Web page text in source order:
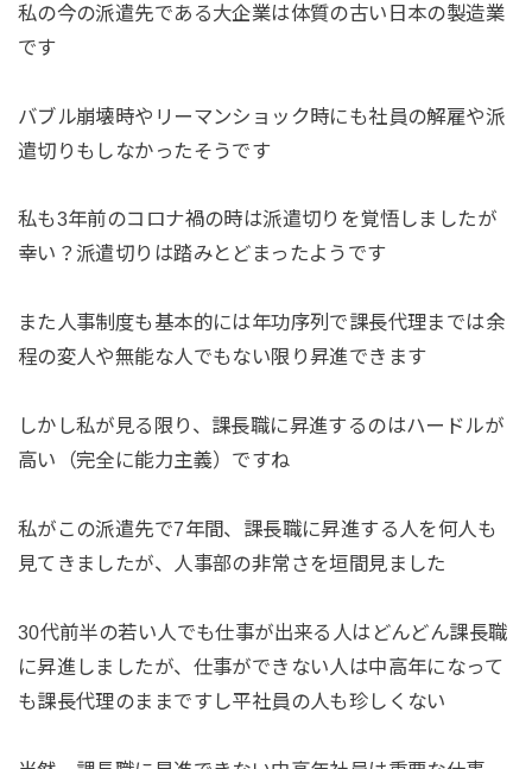
私の今の派遣先である大企業は体質の古い日本の製造業
です
バブル崩壊時やリーマンショック時にも社員の解雇や派
遣切りもしなかったそうです
私も3年前のコロナ禍の時は派遣切りを覚悟しましたが
幸い？派遣切りは踏みとどまったようです
また人事制度も基本的には年功序列で課長代理までは余
程の変人や無能な人でもない限り昇進できます
しかし私が見る限り、課長職に昇進するのはハードルが
高い（完全に能力主義）ですね
私がこの派遣先で7年間、課長職に昇進する人を何人も
見てきましたが、人事部の非常さを垣間見ました
30代前半の若い人でも仕事が出来る人はどんどん課長職
に昇進しましたが、仕事ができない人は中高年になって
も課長代理のままですし平社員の人も珍しくない